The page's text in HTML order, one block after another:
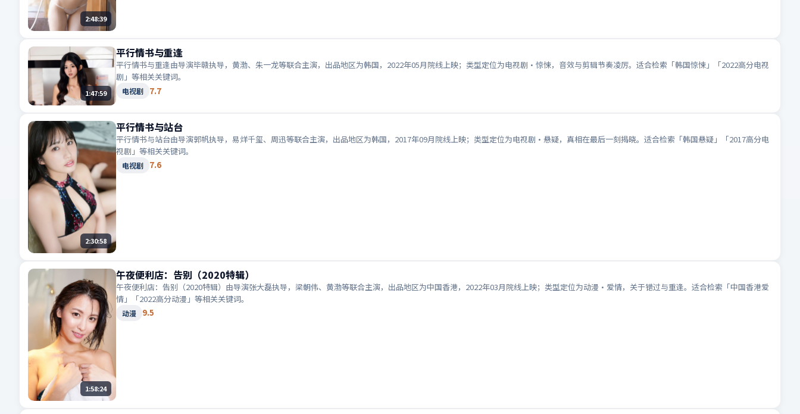
2:48:39
1:47:59
平行情书与重逢
平行情书与重逢由导演毕赣执导，黄渤、朱一龙等联合主演，出品地区为韩国，2022年05月院线上映；类型定位为电视剧·惊悚，音效与剪辑节奏凌厉。适合检索「韩国惊悚」「2022高分电视
剧」等相关关键词。
电视剧 7.7
2:30:58
平行情书与站台
平行情书与站台由导演郭帆执导，易烊千玺、周迅等联合主演，出品地区为韩国，2017年09月院线上映；类型定位为电视剧·悬疑，真相在最后一刻揭晓。适合检索「韩国悬疑」「2017高分电
视剧」等相关关键词。
电视剧 7.6
1:58:24
午夜便利店：告别（2020特辑）
午夜便利店：告别（2020特辑）由导演张大磊执导，梁朝伟、黄渤等联合主演，出品地区为中国香港，2022年03月院线上映；类型定位为动漫·爱情，关于错过与重逢。适合检索「中国香港爱
情」「2022高分动漫」等相关关键词。
动漫 9.5